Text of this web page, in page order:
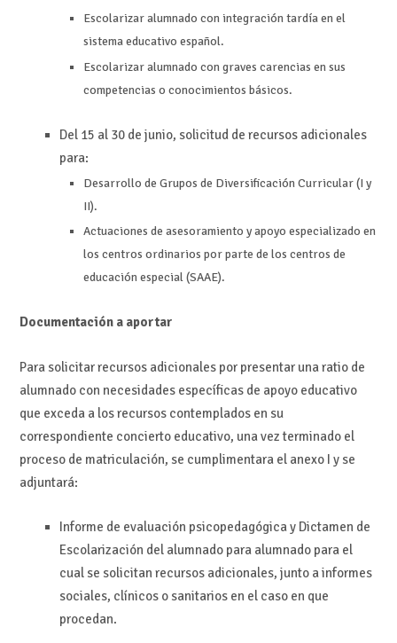
Escolarizar alumnado con integración tardía en el
sistema educativo español.
Escolarizar alumnado con graves carencias en sus
competencias o conocimientos básicos.
Del 15 al 30 de junio, solicitud de recursos adicionales
para:
Desarrollo de Grupos de Diversificación Curricular (I y
II).
Actuaciones de asesoramiento y apoyo especializado en
los centros ordinarios por parte de los centros de
educación especial (SAAE).
Documentación a aportar
Para solicitar recursos adicionales por presentar una ratio de
alumnado con necesidades específicas de apoyo educativo
que exceda a los recursos contemplados en su
correspondiente concierto educativo, una vez terminado el
proceso de matriculación, se cumplimentara el anexo I y se
adjuntará:
Informe de evaluación psicopedagógica y Dictamen de
Escolarización del alumnado para alumnado para el
cual se solicitan recursos adicionales, junto a informes
sociales, clínicos o sanitarios en el caso en que
procedan.